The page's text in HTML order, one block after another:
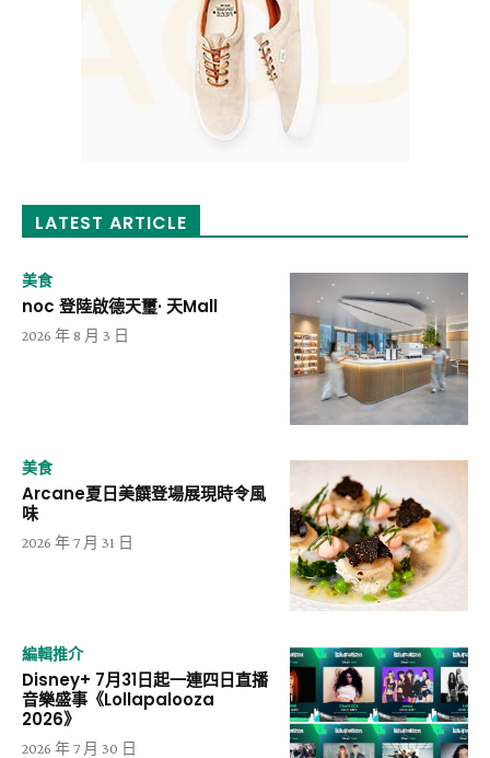
LATEST ARTICLE
美食
noc 登陸啟德天璽· 天Mall
2026 年 8 月 3 日
美食
Arcane夏日美饌登場展現時令風
味
2026 年 7 月 31 日
編輯推介
Disney+ 7月31日起一連四日直播
音樂盛事《Lollapalooza
2026》
2026 年 7 月 30 日